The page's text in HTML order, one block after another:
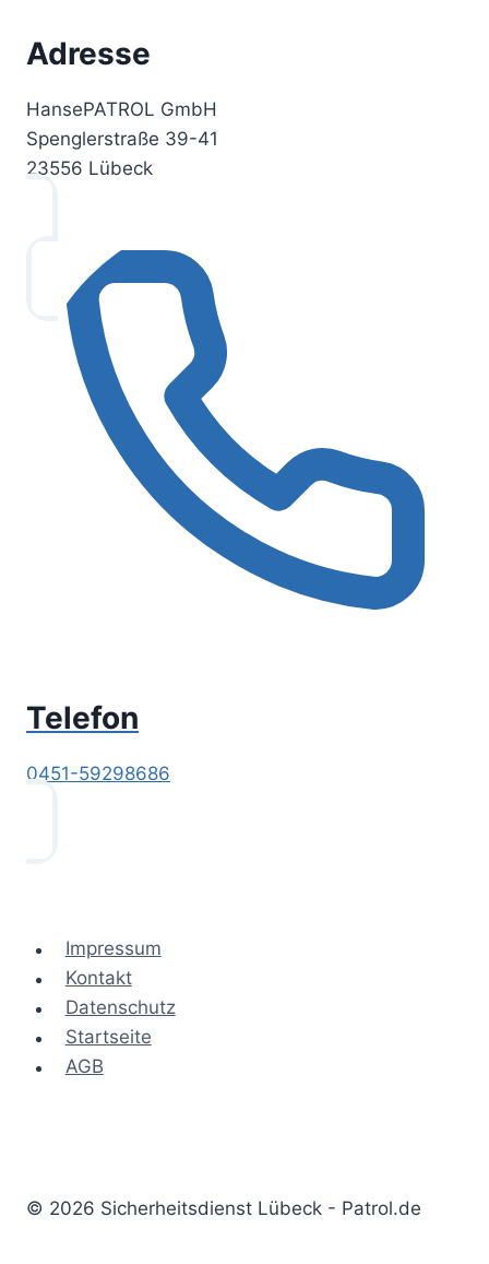
Adresse
HansePATROL GmbH
Spenglerstraße 39-41
23556 Lübeck
Telefon
0451-59298686
Impressum
Kontakt
Datenschutz
Startseite
AGB
© 2026 Sicherheitsdienst Lübeck - Patrol.de